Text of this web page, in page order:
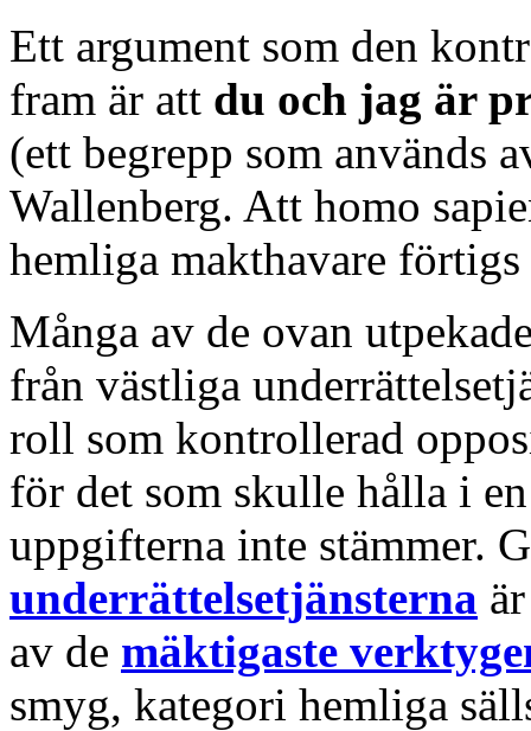
Ett argument som den
fram är att du och jag är
(ett begrepp som används
Wallenberg. Att homo
hemliga makthavare
Många av de ovan
från västliga
roll som kontrollerad
för det som skulle hålla i
uppgifterna inte stämmer.
underrättelsetjänsterna
av de mäktigaste
smyg, kategori hemliga